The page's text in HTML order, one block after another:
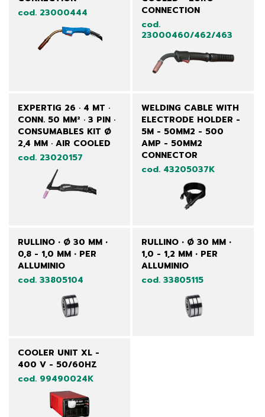
cod. 23000444
CONNECTION
cod.
23000460/462/463
EXPERTIG 26 · 4 MT ·
CONN. 50 MM² · 3 PIN ·
CONSUMABLES KIT Ø
2,4 MM · AIR COOLED
cod. 23020157
WELDING CABLE WITH
ELECTRODE HOLDER -
5M - 50MM2 - 500
AMP - 50MM2
CONNECTOR
cod. 43205037K
RULLINO • Ø 30 MM •
0,8 - 1,0 MM • PER
ALLUMINIO
cod. 33805104
RULLINO • Ø 30 MM •
1,0 - 1,2 MM • PER
ALLUMINIO
cod. 33805115
COOLER UNIT XL -
400 V - 50/60HZ
cod. 99490024K